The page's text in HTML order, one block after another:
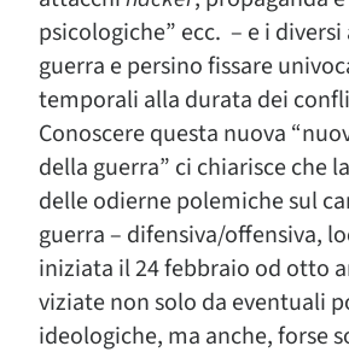
psicologiche” ecc. – e i
guerra e persino fissare
temporali alla durata dei
Conoscere questa nuova
della guerra” ci chiarisce che
delle odierne polemiche sul
guerra – difensiva/offensiva,
iniziata il 24 febbraio od otto
viziate non solo da eventuali
ideologiche, ma anche, forse